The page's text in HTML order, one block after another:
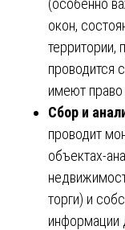
(особенно
окон,
территории,
проводится
имеют право
Сбор и
проводит
объектах-
торги) и
информации